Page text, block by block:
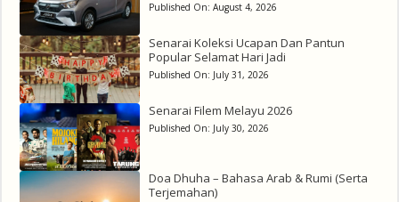
Published On: August 4, 2026
Senarai Koleksi Ucapan Dan Pantun
Popular Selamat Hari Jadi
Published On: July 31, 2026
Senarai Filem Melayu 2026
Published On: July 30, 2026
Doa Dhuha – Bahasa Arab & Rumi (Serta
Terjemahan)